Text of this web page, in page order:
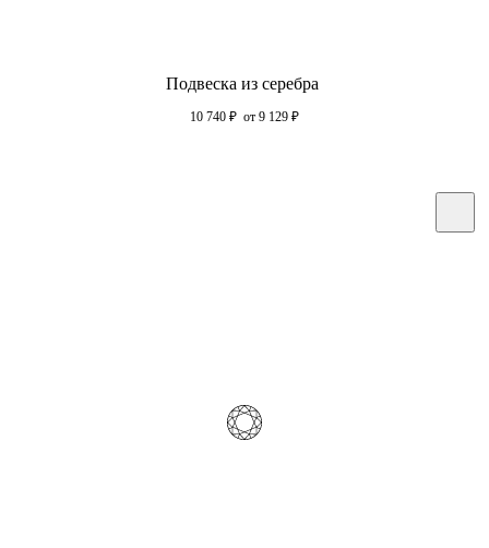
Подвеска из серебра
10 740 ₽ от 9 129 ₽